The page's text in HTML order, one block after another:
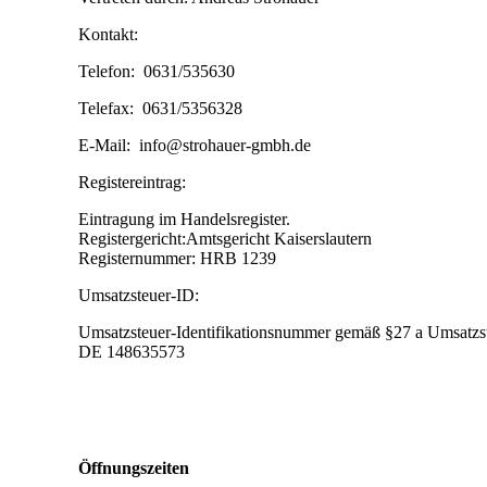
Kontakt:
Telefon: 0631/535630
Telefax: 0631/5356328
E-Mail: info@strohauer-gmbh.de
Registereintrag:
Eintragung im Handelsregister.
Registergericht:Amtsgericht Kaiserslautern
Registernummer: HRB 1239
Umsatzsteuer-ID:
Umsatzsteuer-Identifikationsnummer gemäß §27 a
DE 148635573
Öffnungszeiten